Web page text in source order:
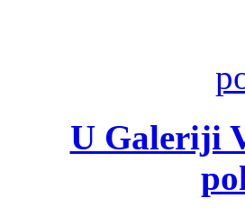
U Galeriji